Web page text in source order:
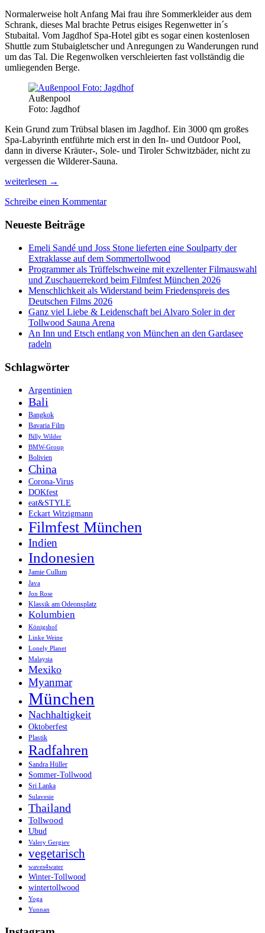
Normalerweise holt Anfang Mai frau ihre Sommerkleider aus dem
Schrank, dieses Mal brachte Petrus eisiges Regenwetter in´s
Stubaital. Vom Jagdhof Spa-Hotel gibt es sogar einen kostenlosen
Shuttle zum Stubaigletscher und Anregungen zu Wanderungen rund
um das Tal. Die Regenwolken verschleierten fast vollständig die
umliegenden Berge.
Außenpool
Foto: Jagdhof
Kein Grund zum Trübsal blasen im Jagdhof. Ein 3000 qm großes
Spa-Labyrinth entführte mich erst in den In- und Outdoor Pool,
dann in diverse Kräuter-, Sole- und Tiroler Schwitzbäder, nicht zu
vergessen die Wilderer-Sauna.
Erholung
bei
Wetter:
Jagdhof
Tirol
weiterlesen →
Schreibe einen Kommentar
Neueste Beiträge
Emeli Sandé und Joss Stone lieferten eine Soulparty der
Extraklasse auf dem Sommertollwood
Programmer als Trüffelschweine mit exzellenter Filmauswahl
und Zuschauerrekord beim Filmfest München 2026
Menschlichkeit als Widerstand beim Friedenspreis des
Deutschen Films 2026
Ganz viel Liebe & Leidenschaft bei Alvaro Soler in der
Tollwood Sauna Arena
An Inn und Etsch entlang von München an den Gardasee
radeln
Schlagwörter
Argentinien
Bali
Bangkok
Bavaria Film
Billy Wilder
BMW-Group
Bolivien
China
Corona-Virus
DOKfest
eat&STYLE
Eckart Witzigmann
Filmfest München
Indien
Indonesien
Jamie Cullum
Java
Jon Rose
Klassik am Odeonsplatz
Kolumbien
Königshof
Linke Weine
Lonely Planet
Malaysia
Mexiko
Myanmar
München
Nachhaltigkeit
Oktoberfest
Plastik
Radfahren
Sandra Hüller
Sommer-Tollwood
Sri Lanka
Sulavesie
Thailand
Tollwood
Ubud
Valery Gergiev
vegetarisch
waves4water
Winter-Tollwood
wintertollwood
Yoga
Yunnan